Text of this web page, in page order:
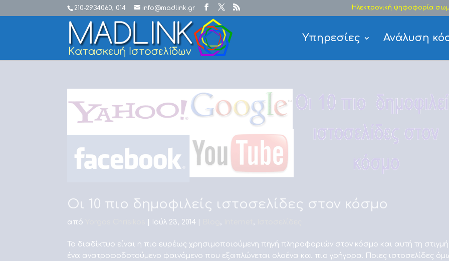
210-2934060, 014 info@madlink.gr Ηλεκτρονική ψηφοφορία
Υπηρεσίες Ανάλυση
Οι 10 πιο δημοφιλείς ιστοσελίδες στον κόσμο
από Ιούλ 23, 2014 , ,
Το διαδίκτυο είναι η πιο ευρέως χρησιμοποιούμενη πηγή πληροφοριών στον κόσμο και αυτή τη στιγμή
ένα ανατροφοδοτούμενο φαινόμενο που εξαπλώνεται ολοένα και πιο γρήγορα. Ποιες ιστοσελίδες